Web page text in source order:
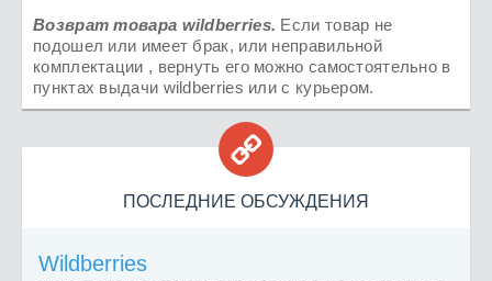
Возврат товара wildberries. Если товар не
подошел или имеет брак, или неправильной
комплектации , вернуть его можно самостоятельно в
пунктах выдачи wildberries или с курьером.

ПОСЛЕДНИЕ ОБСУЖДЕНИЯ
Wildberries